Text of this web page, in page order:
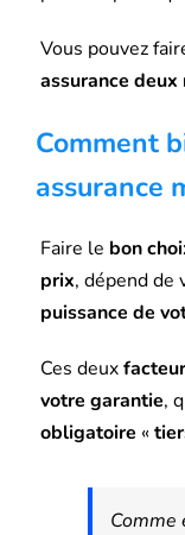
Vous pouvez
assurance
Comment
assurance
Faire le bon
prix, dépend de
puissance de
Ces deux
votre garantie,
obligatoire «
Comme